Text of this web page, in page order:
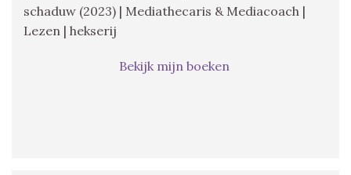
schaduw (2023) | Mediathecaris & Mediacoach |
Lezen | hekserij
Bekijk mijn boeken